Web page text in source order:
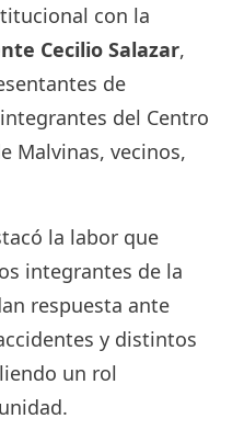
con la
Cecilio Salazar,
de
del Centro
Malvinas, vecinos,
la labor que
integrantes de la
respuesta ante
y distintos
un rol